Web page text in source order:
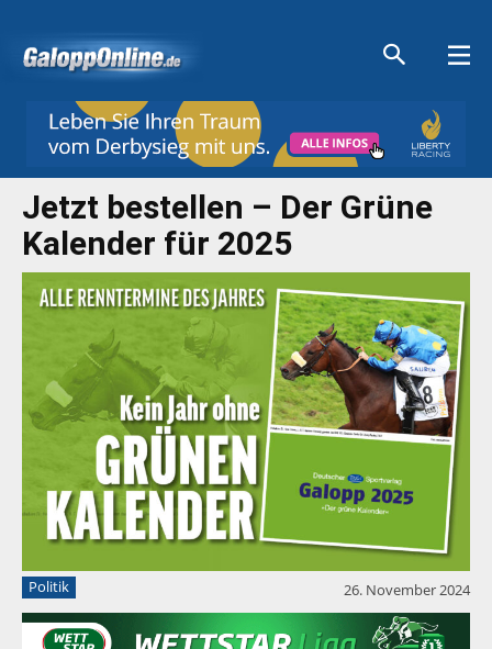
Jetzt bestellen – Der Grüne
Kalender für 2025
Politik 26. November 2024